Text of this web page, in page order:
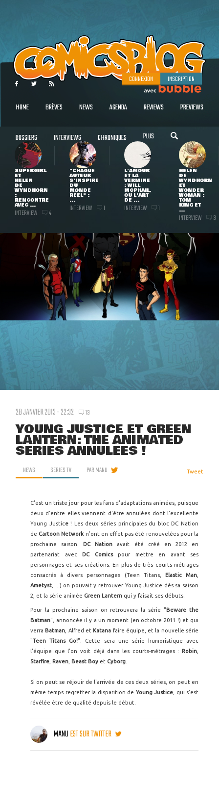
CONNEXION INSCRIPTION
HOME BRÈVES NEWS AGENDA REVIEWS PREVIEWS
DOSSIERS INTERVIEWS CHRONIQUES PLUS
SUPERGIRL
ET
HELEN
DE
WYNDHORN
:
RENCONTRE
AVEC ...
INTERVIEW 4
"CHAQUE
AUTEUR
S'INSPIRE
DU
MONDE
RÉEL" :
...
INTERVIEW 1
L'AMOUR
ET LA
VERMINE
: WILL
MCPHAIL,
OU L'ART
DE ...
INTERVIEW 1
HELEN
DE
WYNDHORN
ET
WONDER
WOMAN :
TOM
KING ET
...
INTERVIEW 3
28 JANVIER 2013 - 22:32 13
YOUNG JUSTICE ET GREEN
LANTERN: THE ANIMATED
SERIES ANNULÉES !
NEWS SERIES TV PARMANU Tweet
C'est un triste jour pour les fans d'adaptations animées, puisque
deux d'entre elles viennent d'être annulées dont l'excellente
Young Justice! Les deux séries principales du bloc DC Nation
de Cartoon Network n'ont en effet pas été renouvelées pour la
prochaine saison.
DC Nation avait été créé en 2012 en
partenariat avec DC Comicspour mettre en avant ses
personnages et ses créations. En plus de très courts métrages
consacrés à divers personnages (Teen Titans, Elastic Man
Ametyst , ...) on pouvait y retrouver Young Justice dès sa saison
2, et la série animée Green Lantern qui y faisait ses débuts.
Pour la prochaine saison on retrouvera la série "Beware the
Batman", annoncée il y a un moment (en octobre 2011 !) et qui
verra Batman , Alfred et Katana faire équipe, et la nouvelle série
"Teen Titans Go!". Cette sera une série humoristique avec
l'équipe que l'on voit déjà dans les courts-métrages : Robin
Starfire Raven Beast Boy et Cyborg
Si on peut se réjouir de l'arrivée de ces deux séries, on peut en
même temps regretter la disparition de Young Justice , qui s'est
révélée être de qualité depuis le début.
MANUEST SUR TWITTER